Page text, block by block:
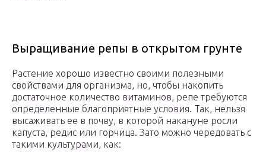
Выращивание репы в открытом грунте
Растение хорошо известно своими полезными
свойствами для организма, но, чтобы накопить
достаточное количество витаминов, репе требуются
определенные благоприятные условия. Так, нельзя
высаживать ее в почву, в которой накануне росли
капуста, редис или горчица. Зато можно чередовать с
такими культурами, как: